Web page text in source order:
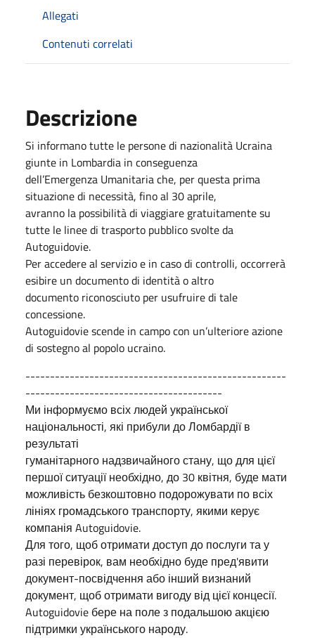
Allegati
Contenuti correlati
Descrizione
Si informano tutte le persone di nazionalità Ucraina
giunte in Lombardia in conseguenza
dell’Emergenza Umanitaria che, per questa prima
situazione di necessità, fino al 30 aprile,
avranno la possibilità di viaggiare gratuitamente su
tutte le linee di trasporto pubblico svolte da
Autoguidovie.
Per accedere al servizio e in caso di controlli, occorrerà
esibire un documento di identità o altro
documento riconosciuto per usufruire di tale
concessione.
Autoguidovie scende in campo con un’ulteriore azione
di sostegno al popolo ucraino.
-----------------------------------------------------
----------------------------------------
Ми інформуємо всіх людей української
національності, які прибули до Ломбардії в
результаті
гуманітарного надзвичайного стану, що для цієї
першої ситуації необхідно, до 30 квітня, буде мати
можливість безкоштовно подорожувати по всіх
лініях громадського транспорту, якими керує
компанія Autoguidovie.
Для того, щоб отримати доступ до послуги та у
разі перевірок, вам необхідно буде пред'явити
документ-посвідчення або інший визнаний
документ, щоб отримати вигоду від цієї концесії.
Autoguidovie бере на поле з подальшою акцією
підтримки українського народу.